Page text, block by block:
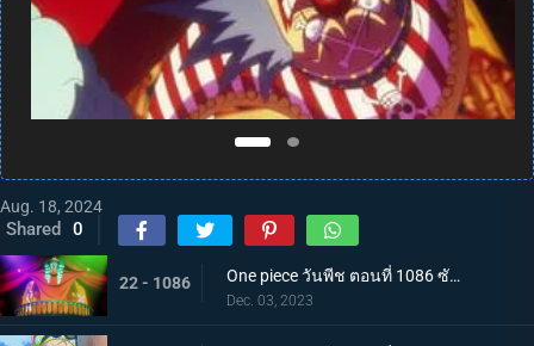
Aug. 18, 2024
Shared 0
22 - 1086 One piece วันพีช ตอนที่ 1086 ซับไทย จักรพรรดิคนใหม่ บากี้จ้าวแห่งตัวตลก
Dec. 03, 2023